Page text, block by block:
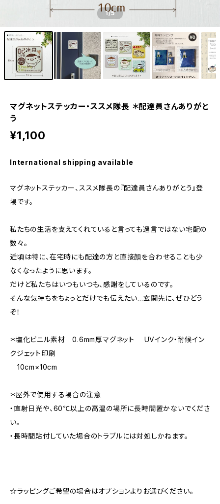
1/5
マグネットステッカー・ススメ隊長 ＊配達員さんありがと
う
¥1,100
International shipping available
マグネットステッカー、ススメ隊長の『配達員さんありがとう』登
場です。
私たちの生活を支えてくれていると言っても過言ではない宅配の
数々。
近頃は特に、在宅時にも配達の方と直接顔を合わせることも少
なくなったように思います。
だけど私たちはいつもいつも、感謝をしているのです。
そんな気持ちをちょっとだけでも伝えたい…玄関先に、ぜひどう
ぞ！
＊塩化ビニル素材 0.6mm厚マグネット UVインク・耐候イン
クジェット印刷
10cm×10cm
＊屋外で使用する場合の注意
・直射日光や、60℃以上の高温の場所に長時間置かないでくださ
い。
・長時間貼付していた場合のトラブルには対処しかねます。
☆ラッピングご希望の場合はオプションよりお選びください。